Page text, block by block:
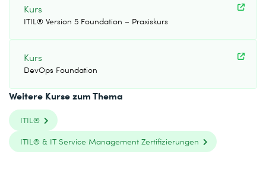
Kurs
ITIL® Version 5 Foundation – Praxiskurs
Kurs
DevOps Foundation
Weitere Kurse zum Thema
ITIL®
ITIL® & IT Service Management Zertifizierungen